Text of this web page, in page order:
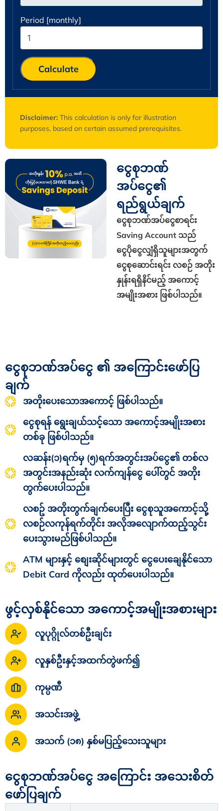
Period [monthly]
Calculate
Disclaimer: This calculation is only for illustration
purposes, based on certain assumed prerequisites.
ငွေစုဘဏ်
အပ်ငွေ၏
ရည်ရွယ်ချက်
ငွေစုဘဏ်အပ်ငွေစာရင်း
Saving Account သည်
ငွေပိုငွေလျှံရှိသူများအတွက်
ငွေစုဆောင်းရင်း လစဉ် အတိုး
နှုန်းရရှိနိင်မည့် အကောင့်
အမျိုးအစား ဖြစ်ပါသည်။
ငွေစုဘဏ်အပ်ငွေ ၏ အကြောင်းဖော်ပြ
ချက်
အတိုးပေးသောအကောင့် ဖြစ်ပါသည်။
ငွေစုရန် ရွေးချယ်သင့်သော အကောင့်အမျိုးအစား
တစ်ခု ဖြစ်ပါသည်။
လဆန်း(၁)ရက်မှ (၅)ရက်အတွင်းအပ်ငွေ၏ တစ်လ
အတွင်းအနည်းဆုံး လက်ကျန်ငွေ ပေါ်တွင် အတိုး
တွက်ပေးပါသည်။
လစဥ် အတိုးတွက်ချက်ပေးပြီး ငွေစုသူအကောင့်သို့
လစဉ်လကုန်ရက်တိုင်း အလိုအလျောက်ထည့်သွင်း
ပေးသွားမည်ဖြစ်ပါသည်။
ATM များနှင့် စျေးဆိုင်များတွင် ငွေပေးချေနိုင်သော
Debit Card ကိုလည်း ထုတ်ပေးပါသည်။
ဖွင့်လှစ်နိုင်သော အကောင့်အမျိုးအစားများ
လူပုဂ္ဂိုလ်တစ်ဦးချင်း
လူနှစ်ဦးနှင့်အထက်တွဲဖက်၍
ကုမ္ပဏီ
အသင်းအဖွဲ့
အသက် (၁၈) နှစ်မပြည့်သေးသူများ
ငွေစုဘဏ်အပ်ငွေ အကြောင်း အသေးစိတ်
ဖော်ပြချက်